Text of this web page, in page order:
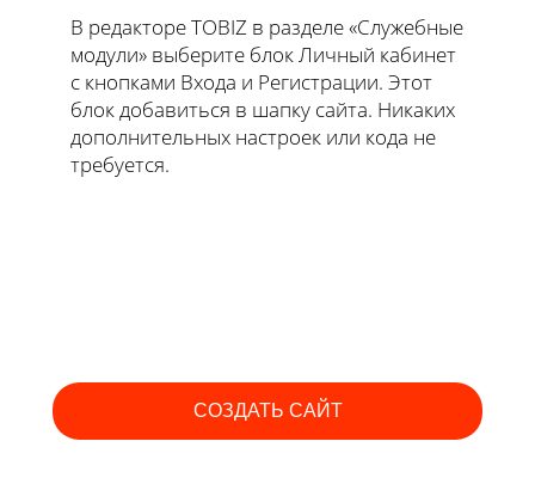
В редакторе TOBIZ в разделе «Служебные
модули» выберите блок Личный кабинет
с кнопками Входа и Регистрации. Этот
блок добавиться в шапку сайта. Никаких
дополнительных настроек или кода не
требуется.
СОЗДАТЬ САЙТ